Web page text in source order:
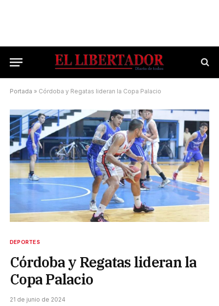
Portada » Córdoba y Regatas lideran la Copa Palacio
DEPORTES
Córdoba y Regatas lideran la
Copa Palacio
21 de junio de 2024